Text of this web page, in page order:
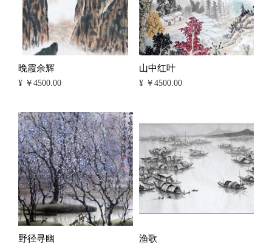
晚霞余辉
¥ ￥4500.00
山中红叶
¥ ￥4500.00
野径寻幽 渔歌